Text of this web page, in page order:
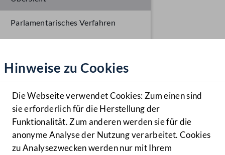
Hilfe
Benutzer
Navigationsmenü öffnen
MENÜ
Hinweise zu Cookies
Die Webseite verwendet Cookies: Zum einen sind
sie erforderlich für die Herstellung der
Funktionalität. Zum anderen werden sie für die
anonyme Analyse der Nutzung verarbeitet. Cookies
zu Analysezwecken werden nur mit Ihrem
Parlamentarisches Verfahren